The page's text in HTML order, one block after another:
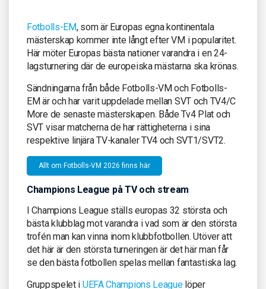
Fotbolls-EM, som är Europas egna kontinentala
mästerskap kommer inte långt efter VM i popularitet.
Här möter Europas bästa nationer varandra i en 24-
lagsturnering där de europeiska mästarna ska krönas.
Sändningarna från både Fotbolls-VM och Fotbolls-
EM är och har varit uppdelade mellan SVT och TV4/C
More de senaste mästerskapen. Både Tv4 Plat och
SVT visar matcherna de har rättigheterna i sina
respektive linjära TV-kanaler TV4 och SVT1/SVT2.
Allt om Fotbolls-VM 2026 finns här
Champions League på TV och stream
I Champions League ställs europas 32 största och
bästa klubblag mot varandra i vad som är den största
trofén man kan vinna inom klubbfotbollen. Utöver att
det här är den största turneringen är det här man får
se den bästa fotbollen spelas mellan fantastiska lag.
Gruppspelet i UEFA Champions Leaguelöper